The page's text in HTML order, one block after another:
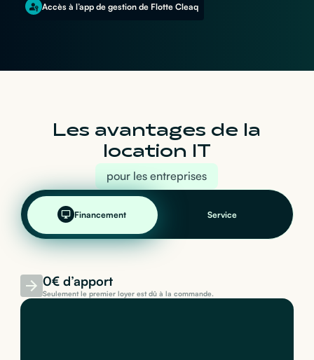
Accès à l’app de gestion de Flotte Cleaq
Les avantages de la
location IT
pour les entreprises
Financement Service
0€ d’apport
Seulement le premier loyer est dû à la commande.